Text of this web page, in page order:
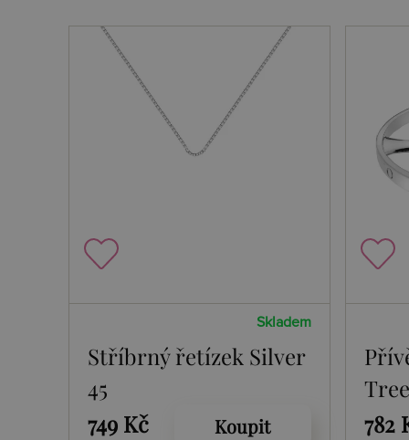
Skladem
Stříbrný řetízek Silver
45
749 Kč
Koupit
782